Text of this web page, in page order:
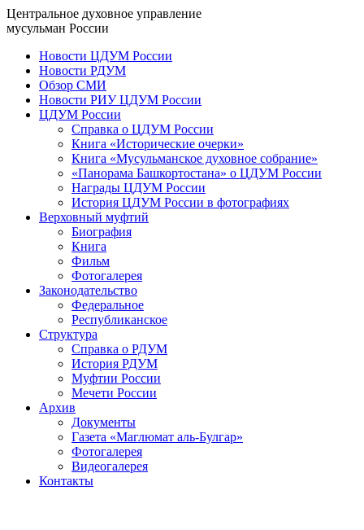
Центральное духовное управление
мусульман России
Новости ЦДУМ России
Новости РДУМ
Обзор СМИ
Новости РИУ ЦДУМ России
ЦДУМ России
Справка о ЦДУМ России
Книга «Исторические очерки»
Книга «Мусульманское духовное собрание»
«Панорама Башкортостана» о ЦДУМ России
Награды ЦДУМ России
История ЦДУМ России в фотографиях
Верховный муфтий
Биография
Книга
Фильм
Фотогалерея
Законодательство
Федеральное
Республиканское
Структура
Справка о РДУМ
История РДУМ
Муфтии России
Мечети России
Архив
Документы
Газета «Маглюмат аль-Булгар»
Фотогалерея
Видеогалерея
Контакты